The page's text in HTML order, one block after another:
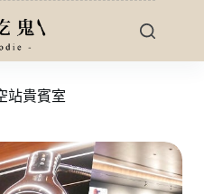
站貴賓室